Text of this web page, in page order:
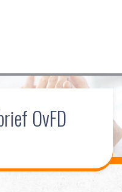
OvFD